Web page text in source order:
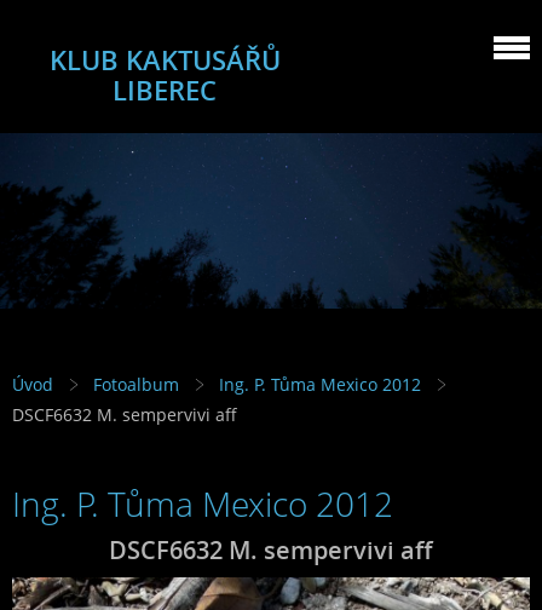
KLUB KAKTUSÁŘŮ
LIBEREC
Úvod Fotoalbum
Ing. P. Tůma Mexico 2012
DSCF6632 M. sempervivi aff
Ing. P. Tůma Mexico 2012
DSCF6632 M. sempervivi aff